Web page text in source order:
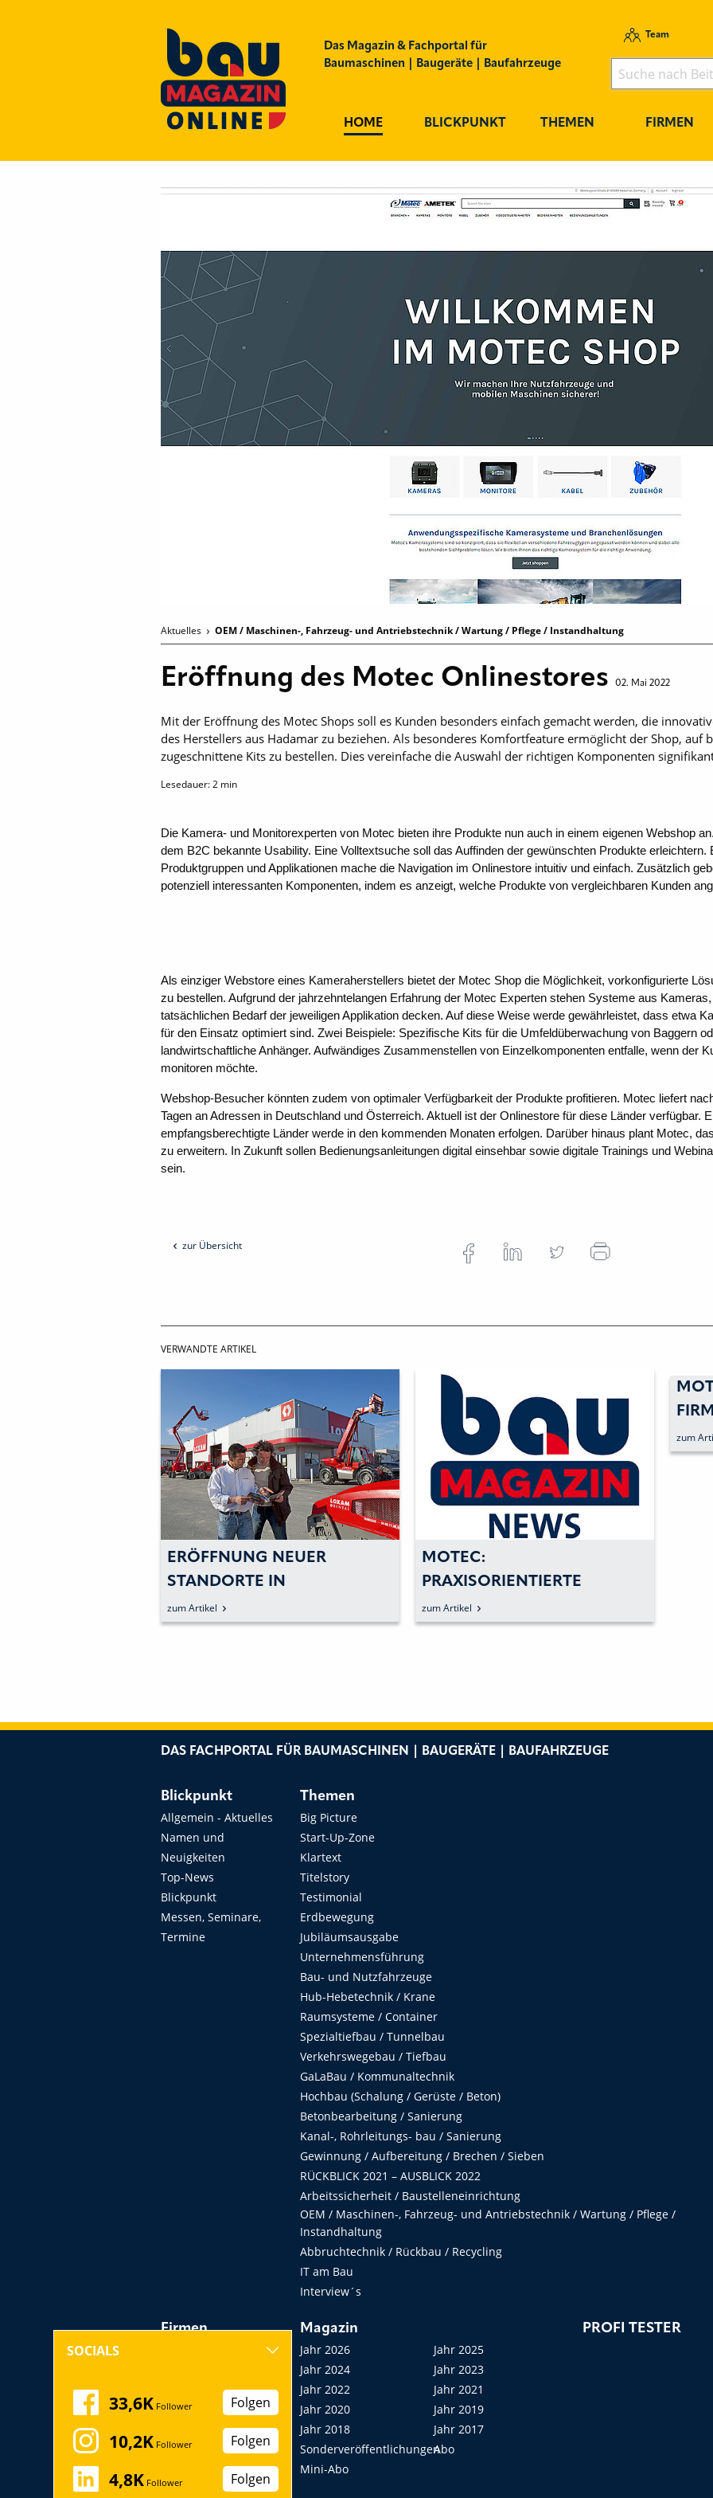
Das Magazin & Fachportal für
Baumaschinen | Baugeräte | Baufahrzeuge
Team
HOME BLICKPUNKT THEMEN FIRMEN
Aktuelles OEM / Maschinen-, Fahrzeug- und Antriebstechnik / Wartung / Pflege / Instandhaltung
Eröffnung des Motec Onlinestores 02. Mai 2022
Mit der Eröffnung des Motec Shops soll es Kunden besonders einfach gemacht werden, die
des Herstellers aus Hadamar zu beziehen. Als besonderes Komfortfeature ermöglicht der Shop, auf
zugeschnittene Kits zu bestellen. Dies vereinfache die Auswahl der richtigen Komponenten
Lesedauer:2 min
Die Kamera- und Monitorexperten von Motec bieten ihre Produkte nun auch in einem eigenen Webshop
dem B2C bekannte Usability. Eine Volltextsuche soll das Auffinden der gewünschten Produkte erleichtern.
Produktgruppen und Applikationen mache die Navigation im Onlinestore intuitiv und einfach. Zusätzlich
potenziell interessanten Komponenten, indem es anzeigt, welche Produkte von vergleichbaren Kunden
Als einziger Webstore eines Kameraherstellers bietet der Motec Shop die Möglichkeit, vorkonfigurierte
zu bestellen. Aufgrund der jahrzehntelangen Erfahrung der Motec Experten stehen Systeme aus
tatsächlichen Bedarf der jeweiligen Applikation decken. Auf diese Weise werde gewährleistet, dass etwa
für den Einsatz optimiert sind. Zwei Beispiele: Spezifische Kits für die Umfeldüberwachung von Baggern
landwirtschaftliche Anhänger. Aufwändiges Zusammenstellen von Einzelkomponenten entfalle, wenn der
monitoren möchte.
Webshop-Besucher könnten zudem von optimaler Verfügbarkeit der Produkte profitieren. Motec liefert
Tagen an Adressen in Deutschland und Österreich. Aktuell ist der Onlinestore für diese Länder verfügbar.
empfangsberechtigte Länder werde in den kommenden Monaten erfolgen. Darüber hinaus plant Motec,
zu erweitern. In Zukunft sollen Bedienungsanleitungen digital einsehbar sowie digitale Trainings und
sein.
zur Übersicht
VERWANDTE ARTIKEL
ERÖFFNUNG NEUER
STANDORTE IN
DEUTSCHLAND
zum Artikel
MOTEC:
PRAXISORIENTIERTE
PROZESSE ZUR
MASCHINENSICHERHEIT
zum Artikel
zum
DAS FACHPORTAL FÜR BAUMASCHINEN | BAUGERÄTE | BAUFAHRZEUGE
Blickpunkt
Allgemein - Aktuelles
Namen und
Neuigkeiten
Top-News
Blickpunkt
Messen, Seminare,
Termine
Themen
Big Picture
Start-Up-Zone
Klartext
Titelstory
Testimonial
Erdbewegung
Jubiläumsausgabe
Unternehmensführung
Bau- und Nutzfahrzeuge
Hub-Hebetechnik / Krane
Raumsysteme / Container
Spezialtiefbau / Tunnelbau
Verkehrswegebau / Tiefbau
GaLaBau / Kommunaltechnik
Hochbau (Schalung / Gerüste / Beton)
Betonbearbeitung / Sanierung
Kanal-, Rohrleitungs- bau / Sanierung
Gewinnung / Aufbereitung / Brechen / Sieben
RÜCKBLICK 2021 – AUSBLICK 2022
Arbeitssicherheit / Baustelleneinrichtung
OEM / Maschinen-, Fahrzeug- und Antriebstechnik / Wartung / Pflege /
Instandhaltung
Abbruchtechnik / Rückbau / Recycling
IT am Bau
Interview´s
Firmen
Messen, Seminare,
Kongresse
Startup
Magazin
Jahr 2026
Jahr 2025
Jahr 2024
Jahr 2023
Jahr 2022
Jahr 2021
Jahr 2020
Jahr 2019
Jahr 2018
Jahr 2017
SonderveröffentlichungenAbo
Mini-Abo
PROFI TESTER
SOCIALS
33,6K Follower Folgen
10,2K Follower Folgen
4,8K Follower Folgen